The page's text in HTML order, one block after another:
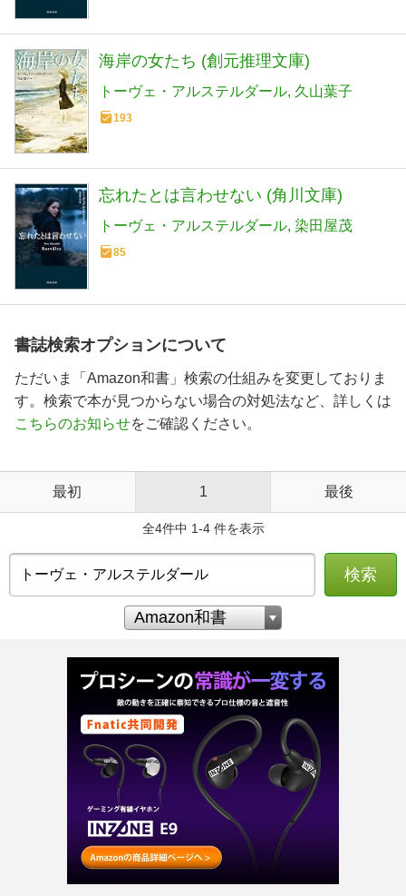
海岸の女たち (創元推理文庫)
トーヴェ・アルステルダール 久山葉子
193
忘れたとは言わせない (角川文庫)
トーヴェ・アルステルダール 染田屋茂
85
書誌検索オプションについて
ただいま「Amazon和書」検索の仕組みを変更しておりま
す。検索で本が見つからない場合の対処法など、詳しくは
こちらのお知らせをご確認ください。
最初 1 最後
全4件中 1-4 件を表示
検索